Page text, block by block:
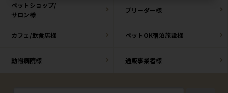
ペットショップ/
サロン様
ブリーダー様
カフェ/飲食店様 ペットOK宿泊施設様
動物病院様 通販事業者様